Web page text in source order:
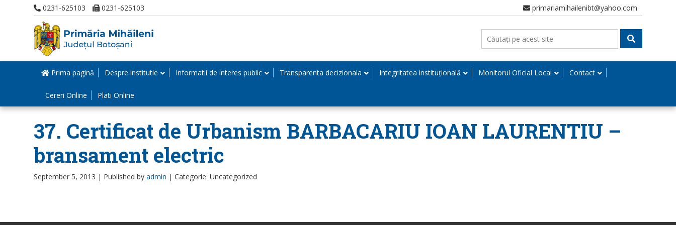
0231-625103 0231-625103 primariamihailenibt@yahoo.com
Prima pagină Despre institutie Informatii de interes public Transparenta decizionala Integritatea instituțională Monitorul Oficial Local Contact
Cereri Online Plati Online
37. Certificat de Urbanism BARBACARIU IOAN LAURENTIU –
bransament electric
September 5, 2013 | Published by admin | Categorie: Uncategorized